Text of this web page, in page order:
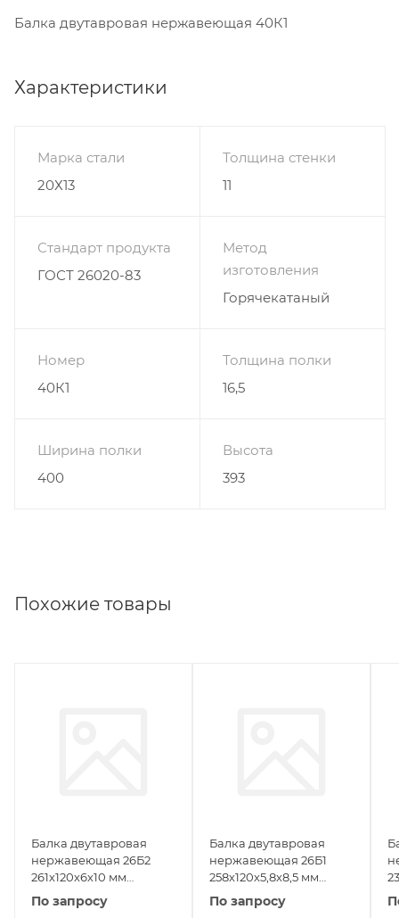
Балка двутавровая нержавеющая 40К1
Характеристики
Марка стали
20Х13
Толщина стенки
11
Стандарт продукта
ГОСТ 26020-83
Метод
изготовления
Горячекатаный
Номер
40К1
Толщина полки
16,5
Ширина полки
400
Высота
393
Похожие товары
Балка двутавровая
нержавеющая 26Б2
261х120х6х10 мм
06ХН28МДТ ГОСТ
26020-83
По запросу
Балка двутавровая
нержавеющая 26Б1
258х120х5,8х8,5 мм
06ХН28МДТ ГОСТ
26020-83
По запросу